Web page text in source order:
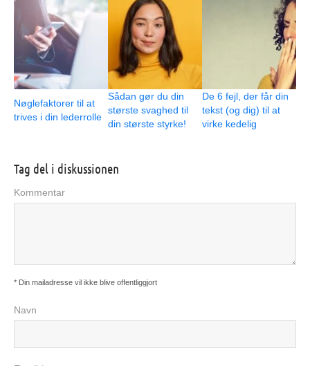
Nøglefaktorer til at
trives i din lederrolle
Sådan gør du din
største svaghed til
din største styrke!
De 6 fejl, der får din
tekst (og dig) til at
virke kedelig
Tag del i diskussionen
Kommentar
* Din mailadresse vil ikke blive offentliggjort
Navn